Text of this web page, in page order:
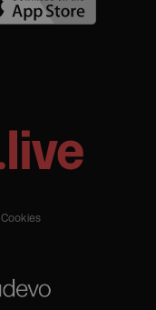
Cookies